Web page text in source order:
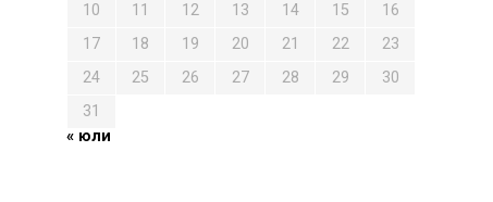
10
11 12 13 14 15
16
17
18 19 20 21 22
23
24
25 26 27 28 29
30
31
« юли